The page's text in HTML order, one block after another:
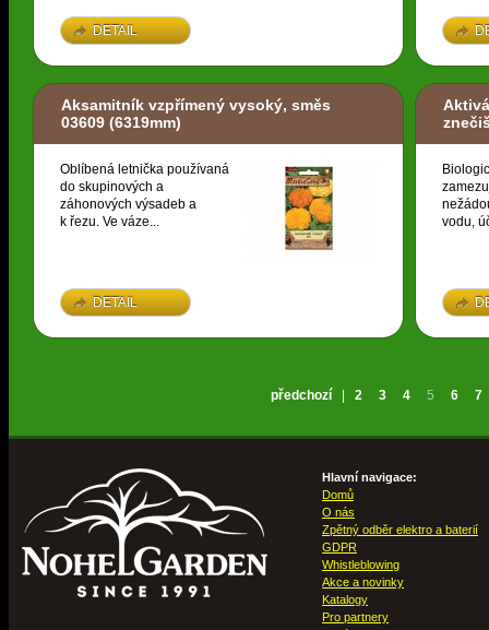
DETAIL
Aksamitník vzpřímený vysoký, směs
03609 (6319mm)
Oblíbená letnička používaná
do skupinových a
záhonových výsadeb a
k řezu. Ve váze...
DETAIL
vodu,
předchozí 2 3 4 5 6 7
Hlavní navigace:
Domů
O nás
Zpětný odběr elektro a baterií
GDPR
Whistleblowing
Akce a novinky
Katalogy
Pro partnery